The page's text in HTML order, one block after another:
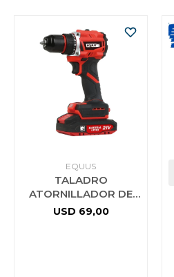
EQUUS
TALADRO
ATORNILLADOR DE
IMPACTO
USD 69,00